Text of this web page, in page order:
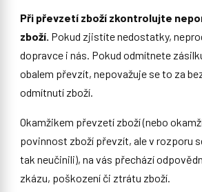
Při převzetí zboží zkontrolujte
zboží. Pokud zjistíte nedostatky,
dopravce i nás. Pokud odmítnete
obalem převzít, nepovažuje se to za
odmítnutí zboží.
Okamžikem převzetí zboží (nebo
povinnost zboží převzít, ale v rozporu
tak neučinili), na vás přechází
zkázu, poškození či ztrátu zboží.